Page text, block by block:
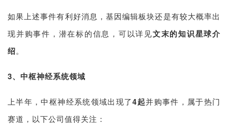
视
频
精
活
如果上述事件有利好消息，基因编辑板块还是有较大概率出
现并购事件，潜在标的信息，可以详见文末的知识星球介
绍。
3、中枢神经系统领域
上半年，中枢神经系统领域出现了4起并购事件，属于热门
赛道，以下公司值得关注：